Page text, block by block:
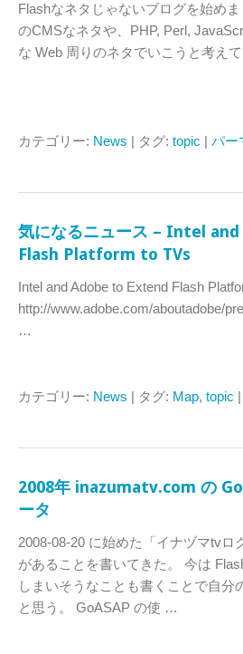
Flashなネタじゃないブログを始め
のCMSなネタや、PHP, Perl,
な Web 周りのネタでいこうと考え
カテゴリー: News | タグ: topic | パー
気になるニュース – Intel
Flash Platform to TVs
Intel and Adobe to Extend Flash
http://www.adobe.com/aboutadobe/
…
カテゴリー: News | タグ: Map, topic |
2008年 inazumatv.com の
ータ
2008-08-20 に始めた「イナヅマtvロ
があることを書いてきた。 今は
しまいそうなことも書くことで自分
と思う。 GoASAP の使 …